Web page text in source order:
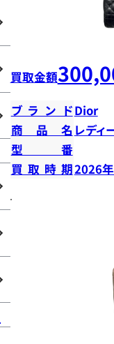
買取金額
ブランドDior
商品名 レディ
型番
買取時期2026